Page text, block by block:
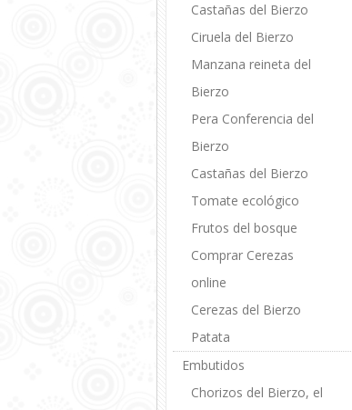
Castañas del Bierzo
Ciruela del Bierzo
Manzana reineta del
Bierzo
Pera Conferencia del
Bierzo
Castañas del Bierzo
Tomate ecológico
Frutos del bosque
Comprar Cerezas
online
Cerezas del Bierzo
Patata
Embutidos
Chorizos del Bierzo, el